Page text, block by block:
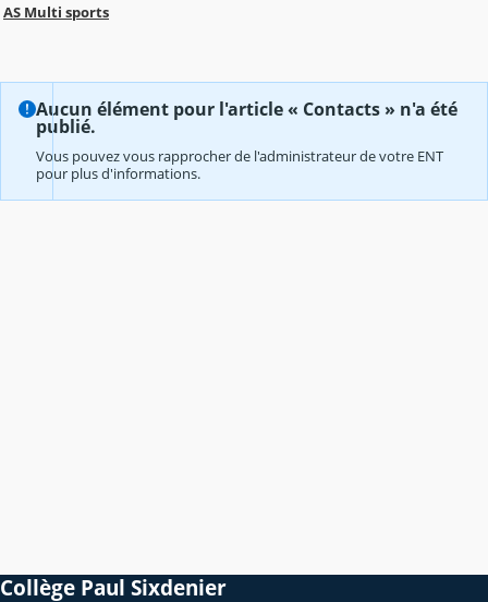
AS Multi sports
Aucun élément pour l'article « Contacts » n'a été
publié.
Vous pouvez vous rapprocher de l'administrateur de votre ENT
pour plus d'informations.
Collège Paul Sixdenier